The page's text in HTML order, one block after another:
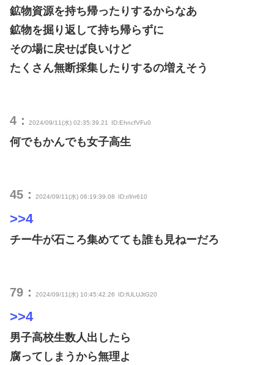
鉱物資源を持ち帰ったりするからなあ
鉱物を掘り返して持ち帰らずに
その場に戻せば良いけど
たくさん無断採集したりするの増えそう
4： 2024/09/11(水) 02:35:39.21 ID:EhncfVFu0
何でもかんでも女子高生
45： 2024/09/11(水) 06:19:39.08 ID:r/l/rr610
>>4
チー牛が石ころ集めてても誰も見ねーだろ
79： 2024/09/11(水) 10:45:42.26 ID:fULUJtG20
>>4
男子高校生数人出したら
腐ってしまうから無理よ